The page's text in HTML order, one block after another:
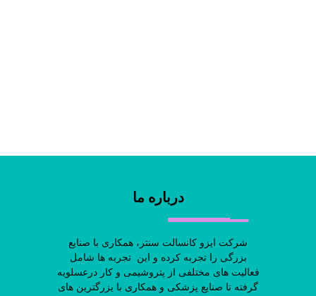
درباره ما
شرکت ایزو کانسالت سنتر، همکاری با صنایع
بزرگی را تجربه کرده و این تجربه ها شامل
فعالیت های مختلفی از پتروشیمی و کار درعسلویه
گرفته تا صنایع پزشکی و همکاری با یزرگترین های